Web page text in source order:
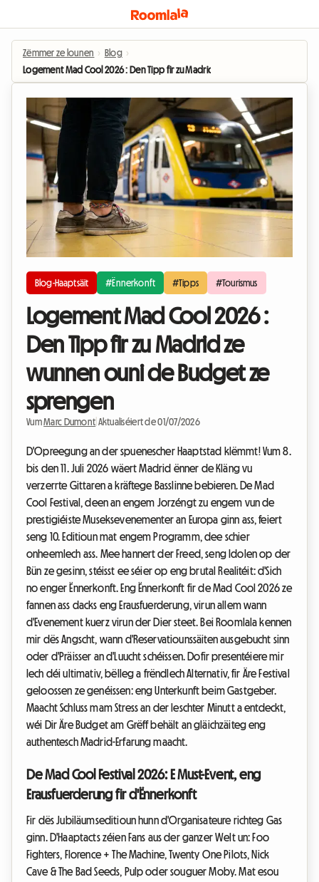
Zëmmer ze lounen › Blog ›
Logement Mad Cool 2026 : Den Tipp fir zu Madrid ze wunnen ouni de
Blog-Haaptsäit #Ënnerkonft #Tipps #Tourismus
Logement Mad Cool 2026 :
Den Tipp fir zu Madrid ze
wunnen ouni de Budget ze
sprengen
VumMarc Dumont Aktualiséiert de 01/07/2026
D'Opreegung an der spuenescher Haaptstad klëmmt! Vum 8.
bis den 11. Juli 2026 wäert Madrid ënner de Kläng vu
verzerrte Gittaren a kräftege Basslinne bebieren. De Mad
Cool Festival, deen an engem Jorzéngt zu engem vun de
prestigiéiste Museksevenementer an Europa ginn ass, feiert
seng 10. Editioun mat engem Programm, dee schier
onheemlech ass. Mee hannert der Freed, seng Idolen op der
Bün ze gesinn, stéisst ee séier op eng brutal Realitéit: d'Sich
no enger Ënnerkonft. Eng Ënnerkonft fir de Mad Cool 2026 ze
fannen ass dacks eng Erausfuerderung, virun allem wann
d'Evenement kuerz virun der Dier steet. Bei Roomlala kennen
mir dës Angscht, wann d'Reservatiounssäiten ausgebucht sinn
oder d'Präisser an d'Luucht schéissen. Dofir presentéiere mir
Iech déi ultimativ, bëlleg a frëndlech Alternativ, fir Äre Festival
geloossen ze genéissen: eng Unterkunft beim Gastgeber.
Maacht Schluss mam Stress an der leschter Minutt a entdeckt,
wéi Dir Äre Budget am Grëff behält an gläichzäiteg eng
authentesch Madrid-Erfarung maacht.
De Mad Cool Festival 2026: E Must-Event, eng
Erausfuerderung fir d'Ënnerkonft
Fir dës Jubiläumseditioun hunn d'Organisateure richteg Gas
ginn. D'Haaptacts zéien Fans aus der ganzer Welt un: Foo
Fighters, Florence + The Machine, Twenty One Pilots, Nick
Cave & The Bad Seeds, Pulp oder souguer Moby. Mat esou